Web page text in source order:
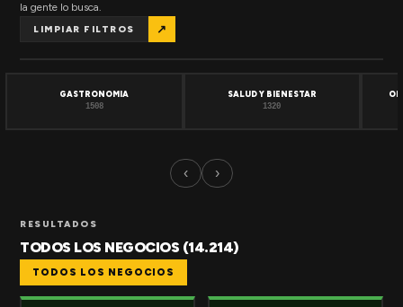
la gente lo busca.
LIMPIAR FILTROS ↗
GASTRONOMIA
1508
SALUD Y BIENESTAR
1320
‹ ›
RESULTADOS
TODOS LOS NEGOCIOS (14.214)
TODOS LOS NEGOCIOS